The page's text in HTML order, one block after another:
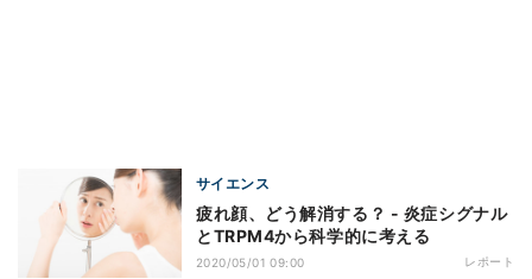
サイエンス
疲れ顔、どう解消する？ - 炎症シグナル
とTRPM4から科学的に考える
2020/05/01 09:00 レポート